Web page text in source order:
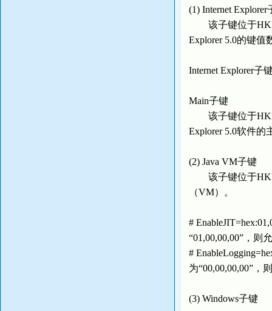
(1) Internet Explorer
该子键位于
Explorer 5.0的键值
Internet Explorer子
Main子键
该子键位于
Explorer 5.0软件的
(2) Java VM子键
该子键位于
（VM）。
#
“01,00,00,00”，则
#
为“00,00,00,00”，
(3) Windows子键